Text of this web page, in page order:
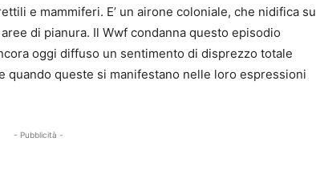
e mammiferi. E’ un airone coloniale, che nidifica su
di pianura. Il Wwf condanna questo episodio
oggi diffuso un sentimento di disprezzo totale
quando queste si manifestano nelle loro espressioni
- Pubblicità -